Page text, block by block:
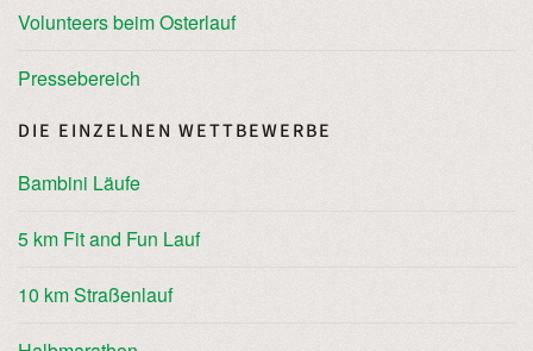
Volunteers beim Osterlauf
Pressebereich
DIE EINZELNEN WETTBEWERBE
Bambini Läufe
5 km Fit and Fun Lauf
10 km Straßenlauf